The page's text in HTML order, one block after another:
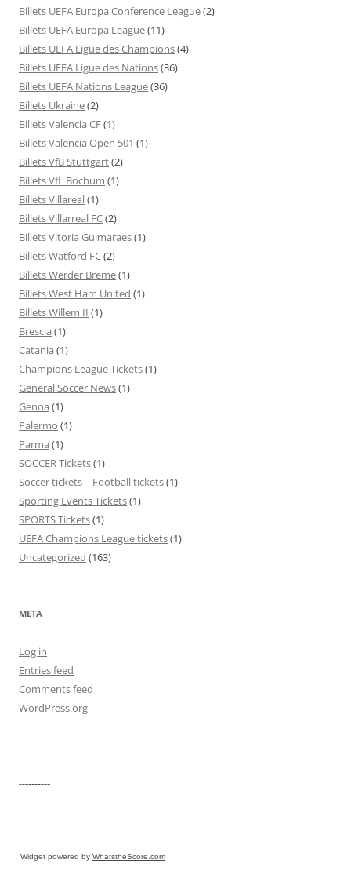
Billets UEFA Europa Conference League(2)
Billets UEFA Europa League(11)
Billets UEFA Ligue des Champions(4)
Billets UEFA Ligue des Nations(36)
Billets UEFA Nations League(36)
Billets Ukraine(2)
Billets Valencia CF(1)
Billets Valencia Open 501 (1)
Billets VfB Stuttgart(2)
Billets VfL Bochum (1)
Billets Villareal(1)
Billets Villarreal FC(2)
Billets Vitoria Guimaraes(1)
Billets Watford FC(2)
Billets Werder Breme(1)
Billets West Ham United (1)
Billets Willem II (1)
Brescia (1)
Catania (1)
Champions League Tickets(1)
General Soccer News(1)
Genoa (1)
Palermo (1)
Parma (1)
SOCCER Tickets(1)
Soccer tickets – Football tickets(1)
Sporting Events Tickets(1)
SPORTS Tickets(1)
UEFA Champions League tickets(1)
Uncategorized (163)
META
Log in
Entries feed
Comments feed
WordPress.org
----------
Widget powered by WhatstheScore.com